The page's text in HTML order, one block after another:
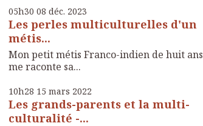
05h30 08 déc. 2023
Les perles multiculturelles d'un
métis...
Mon petit métis Franco-indien de huit ans
me raconte sa...
10h28 15 mars 2022
Les grands-parents et la multi-
culturalité -...